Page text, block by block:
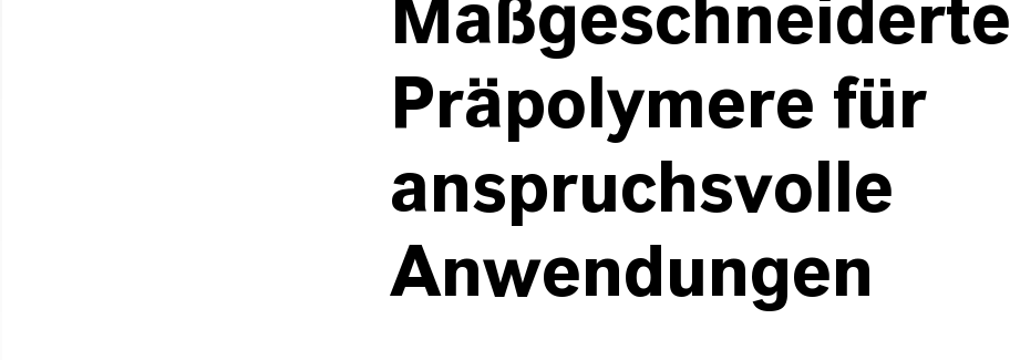
Maßgeschneiderte
Präpolymere für
anspruchsvolle
Anwendungen